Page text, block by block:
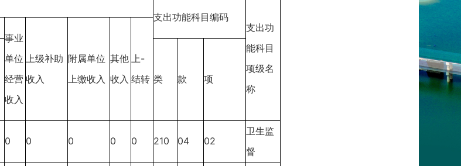
支出功能科目编码
支出功
能科目
项级名
称
事业
单位
经营
收入
上级补助
收入
附属单位
上缴收入
其他
收入
上-
结转 类 款 项
0 0 0 0 0 210 04 02
卫生监
督